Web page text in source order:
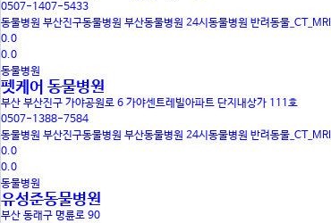
0507-1407-5433
동물병원 부산진구동물병원 부산동물병원 24시동물병원 반려동물_CT_MRI
0.0
0.0
동물병원
펫케어 동물병원
부산 부산진구 가야공원로 6 가야센트레빌아파트 단지내상가 111호
0507-1388-7584
동물병원 부산진구동물병원 부산동물병원 24시동물병원 반려동물_CT_MRI
0.0
0.0
동물병원
유성준동물병원
부산 동래구 명륜로 90